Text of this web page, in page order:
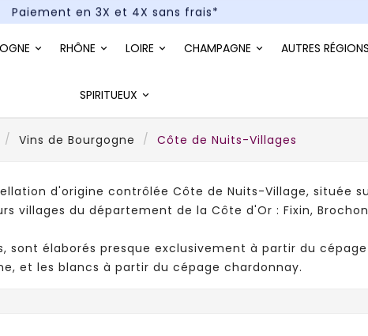
Paiement en 3X et 4X sans frais*
RHÔNE LOIRE CHAMPAGNE AUTRES
SPIRITUEUX
Vins de Bourgogne Côte de Nuits-Villages
d'origine contrôlée Côte de Nuits-Village, située
villages du département de la Côte d'Or : Fixin,
sont élaborés presque exclusivement à partir du
et les blancs à partir du cépage chardonnay.